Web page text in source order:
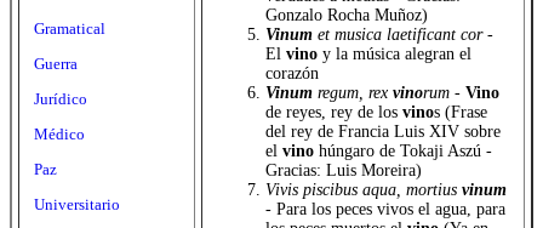
Gramatical
Guerra
Jurídico
Médico
Paz
Universitario
Gonzalo Rocha Muñoz)
Vinum et musica laetificant cor -
El vino y la música alegran el
corazón
Vinum regum, rex vinorum - Vino
de reyes, rey de los vinos (Frase
del rey de Francia Luis XIV sobre
el vino húngaro de Tokaji Aszú -
Gracias: Luis Moreira)
Vivis piscibus aqua, mortius vinum
- Para los peces vivos el agua, para